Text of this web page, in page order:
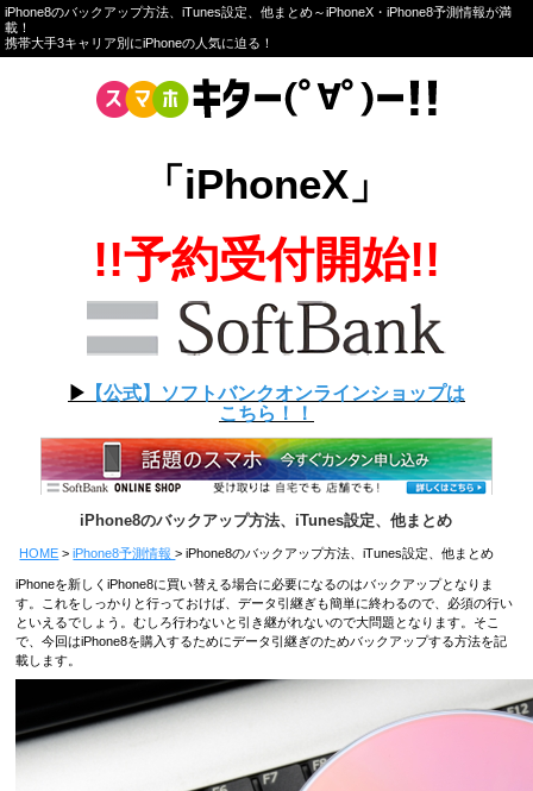
iPhone8のバックアップ方法、iTunes設定、他まとめ～iPhoneX・iPhone8予測情報が満
載！
携帯大手3キャリア別にiPhoneの人気に迫る！
「iPhoneX」
!!予約受付開始!!
▶︎ 【公式】ソフトバンクオンラインショップは
こちら！！
iPhone8のバックアップ方法、iTunes設定、他まとめ
HOME iPhone8予測情報 iPhone8のバックアップ方法、iTunes設定、他まとめ
iPhoneを新しくiPhone8に買い替える場合に必要になるのはバックアップとなりま
す。これをしっかりと行っておけば、データ引継ぎも簡単に終わるので、必須の行い
といえるでしょう。むしろ行わないと引き継がれないので大問題となります。そこ
で、今回はiPhone8を購入するためにデータ引継ぎのためバックアップする方法を記
載します。